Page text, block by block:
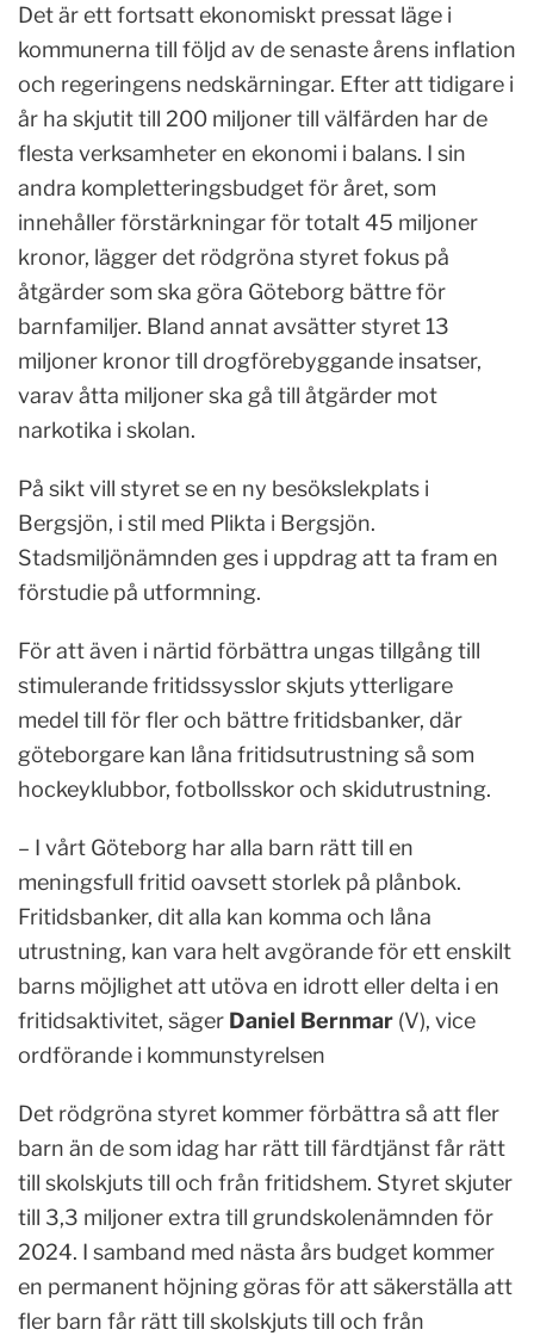
Det är ett fortsatt ekonomiskt pressat läge i
kommunerna till följd av de senaste årens inflation
och regeringens nedskärningar. Efter att tidigare i
år ha skjutit till 200 miljoner till välfärden har de
flesta verksamheter en ekonomi i balans. I sin
andra kompletteringsbudget för året, som
innehåller förstärkningar för totalt 45 miljoner
kronor, lägger det rödgröna styret fokus på
åtgärder som ska göra Göteborg bättre för
barnfamiljer. Bland annat avsätter styret 13
miljoner kronor till drogförebyggande insatser,
varav åtta miljoner ska gå till åtgärder mot
narkotika i skolan.
På sikt vill styret se en ny besökslekplats i
Bergsjön, i stil med Plikta i Bergsjön.
Stadsmiljönämnden ges i uppdrag att ta fram en
förstudie på utformning.
För att även i närtid förbättra ungas tillgång till
stimulerande fritidssysslor skjuts ytterligare
medel till för fler och bättre fritidsbanker, där
göteborgare kan låna fritidsutrustning så som
hockeyklubbor, fotbollsskor och skidutrustning.
– I vårt Göteborg har alla barn rätt till en
meningsfull fritid oavsett storlek på plånbok.
Fritidsbanker, dit alla kan komma och låna
utrustning, kan vara helt avgörande för ett enskilt
barns möjlighet att utöva en idrott eller delta i en
fritidsaktivitet, säger Daniel Bernmar (V), vice
ordförande i kommunstyrelsen
Det rödgröna styret kommer förbättra så att fler
barn än de som idag har rätt till färdtjänst får rätt
till skolskjuts till och från fritidshem. Styret skjuter
till 3,3 miljoner extra till grundskolenämnden för
2024. I samband med nästa års budget kommer
en permanent höjning göras för att säkerställa att
fler barn får rätt till skolskjuts till och från